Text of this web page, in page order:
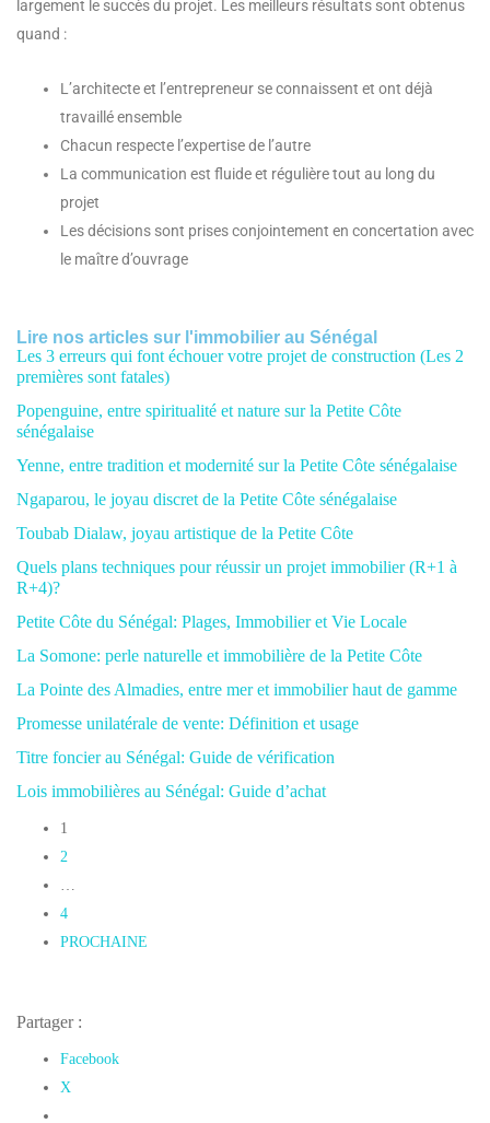
largement le succès du projet. Les meilleurs résultats sont obtenus
quand :
L’architecte et l’entrepreneur se connaissent et ont déjà
travaillé ensemble
Chacun respecte l’expertise de l’autre
La communication est fluide et régulière tout au long du
projet
Les décisions sont prises conjointement en concertation avec
le maître d’ouvrage
Lire nos articles sur l'immobilier au Sénégal
Les 3 erreurs qui font échouer votre projet de construction (Les 2
premières sont fatales)
Popenguine, entre spiritualité et nature sur la Petite Côte
sénégalaise
Yenne, entre tradition et modernité sur la Petite Côte sénégalaise
Ngaparou, le joyau discret de la Petite Côte sénégalaise
Toubab Dialaw, joyau artistique de la Petite Côte
Quels plans techniques pour réussir un projet immobilier (R+1 à
R+4)?
Petite Côte du Sénégal: Plages, Immobilier et Vie Locale
La Somone: perle naturelle et immobilière de la Petite Côte
La Pointe des Almadies, entre mer et immobilier haut de gamme
Promesse unilatérale de vente: Définition et usage
Titre foncier au Sénégal: Guide de vérification
Lois immobilières au Sénégal: Guide d’achat
1
2
…
4
PROCHAINE
Partager :
Facebook
X